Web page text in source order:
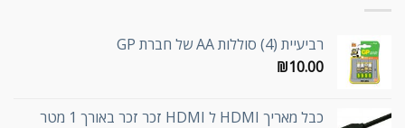
רביעיית (4) סוללות AA של חברת GP
₪10.00
כבל מאריך HDMI ל HDMI זכר זכר באורך 1 מטר